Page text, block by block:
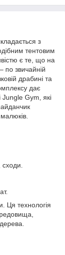
з
тентовим
є те, що на
звичайній
драбині та
дає
Jungle Gym, які
Ця технологія